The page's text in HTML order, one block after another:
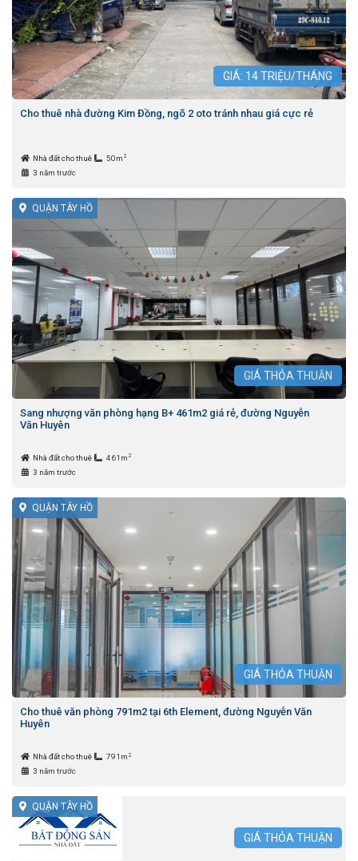
GIÁ: 14TRIỆU/THÁNG
Cho thuê nhà đường Kim Đồng, ngõ 2 oto tránh nhau giá cực rẻ
Nhà đất cho thuê 50m 2
3 năm trước
QUẬN TÂY HỒ
GIÁ THỎA THUẬN
Sang nhượng văn phòng hạng B+ 461m2 giá rẻ, đường Nguyễn
Văn Huyên
Nhà đất cho thuê 461m 2
3 năm trước
QUẬN TÂY HỒ
GIÁTHỎA THUẬN
Cho thuê văn phòng 791m2 tại 6th Element, đường Nguyễn Văn
Huyên
Nhà đất cho thuê 791m 2
3 năm trước
QUẬN TÂY HỒ
GIÁTHỎA THUẬN